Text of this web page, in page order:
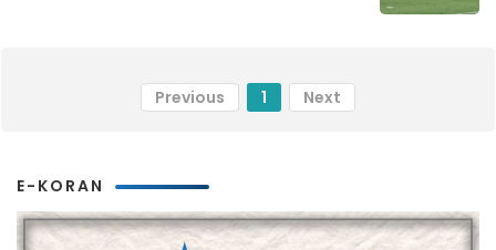
Previous 1 Next
E-KORAN